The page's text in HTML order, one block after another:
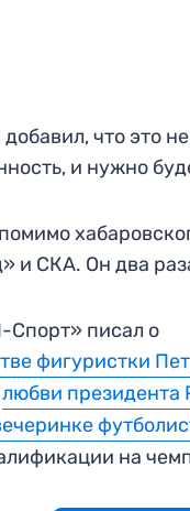
что это
и нужно
и СКА. Он два
Спорт» писал о
фигуристки
любви президента
на